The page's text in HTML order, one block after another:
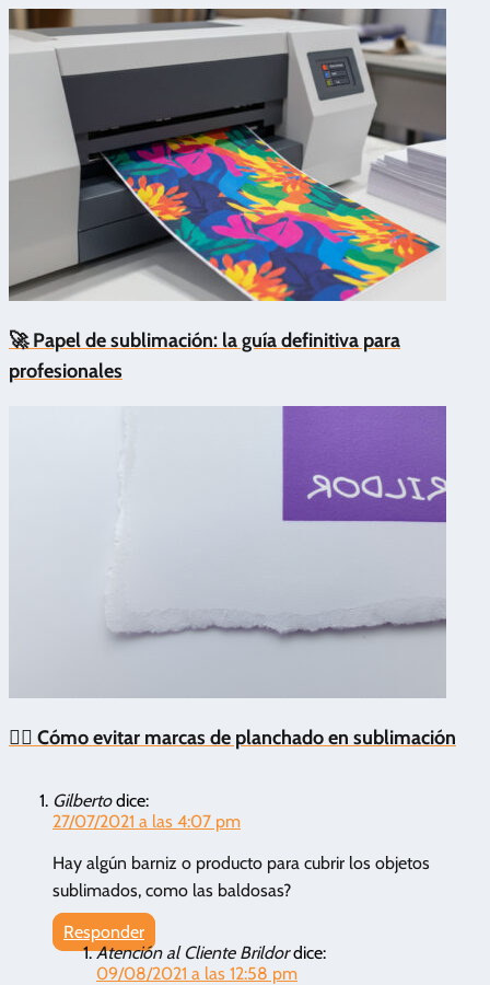
🚀 Papel de sublimación: la guía definitiva para
profesionales
🙅‍♂️ Cómo evitar marcas de planchado en sublimación
Gilberto dice:
27/07/2021 a las 4:07 pm
Hay algún barniz o producto para cubrir los objetos
sublimados, como las baldosas?
Responder
Atención al Cliente Brildor dice:
09/08/2021 a las 12:58 pm